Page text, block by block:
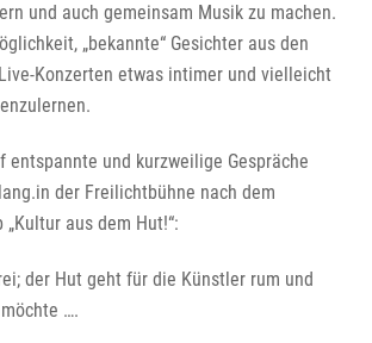
und auch gemeinsam Musik zu machen.
„bekannte“ Gesichter aus den
Konzerten etwas intimer und vielleicht
entspannte und kurzweilige Gespräche
der Freilichtbühne nach dem
aus dem Hut!“:
der Hut geht für die Künstler rum und
….